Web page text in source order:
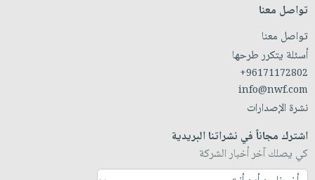
تواصل معنا
تواصل معنا
أسئلة يتكرر طرحها
+96171172802
info@nwf.com
نشرة الإصدارات
اشترك مجاناً في نشراتنا البريدية
كي يصلك آخر أخبار الشركة